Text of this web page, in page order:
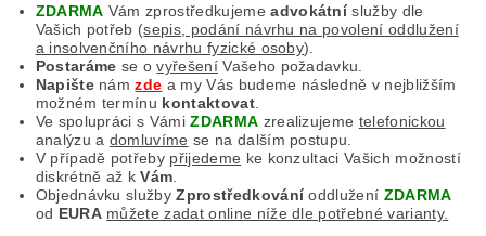
ZDARMA Vám zprostředkujemeadvokátníslužby dle
Vašich potřeb (sepis, podání návrhu na povolení oddlužení
a insolvenčního návrhu fyzické osoby).
Postaráme se ovyřešeníVašeho požadavku.
Napištenámzde a my Vás budeme následně v nejbližším
možném termínu kontaktovat.
Ve spolupráci s VámiZDARMA zrealizujeme telefonickou
analýzu a domluvíme se na dalším postupu.
V případě potřeby přijedeme ke konzultaci Vašich možností
diskrétně až kVám
Objednávku službyZprostředkováníoddlužení ZDARMA
od EURA můžete zadat online níže dle potřebné varianty.